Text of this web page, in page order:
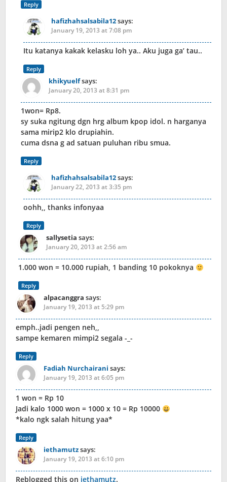
Reply
hafizhahsalsabila12says:
January 19, 2013 at 7:08 pm
Itu katanya kakak kelasku loh ya.. Aku juga ga’ tau..
Reply
khikyuelfsays:
January 20, 2013 at 8:31 pm
1won= Rp8.
sy suka ngitung dgn hrg album kpop idol. n harganya
sama mirip2 klo drupiahin.
cuma dsna g ad satuan puluhan ribu smua.
Reply
hafizhahsalsabila12says:
January 22, 2013 at 3:35 pm
oohh,, thanks infonyaa
Reply
sallysetia says:
January 20, 2013 at 2:56 am
1.000 won = 10.000 rupiah, 1 banding 10 pokoknya
Reply
alpacanggra says:
January 19, 2013 at 5:29 pm
emph..jadi pengen neh,,
sampe kemaren mimpi2 segala -_-
Reply
Fadiah Nurchairani says:
January 19, 2013 at 6:05 pm
1 won = Rp 10
Jadi kalo 1000 won = 1000 x 10 = Rp 10000
*kalo ngk salah hitung yaa*
Reply
iethamutzsays:
January 19, 2013 at 6:10 pm
Reblogged this on iethamutz.